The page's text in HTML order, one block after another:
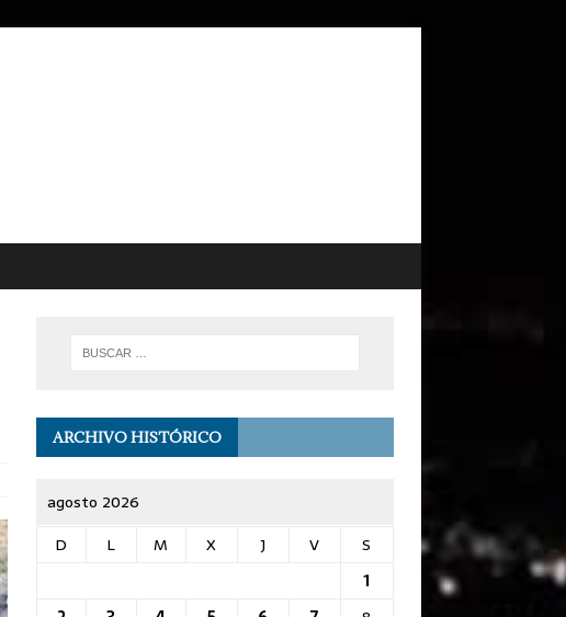
ARCHIVO HISTÓRICO
agosto 2026
D
L M X J V
S
1